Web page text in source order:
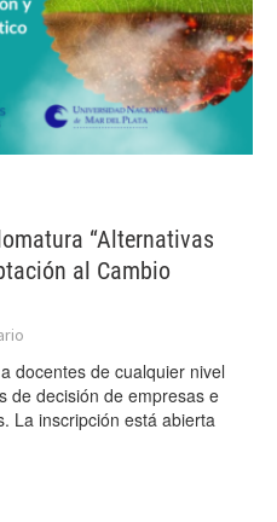
“Alternativas
al Cambio
docentes de cualquier nivel
de decisión de empresas e
La inscripción está abierta